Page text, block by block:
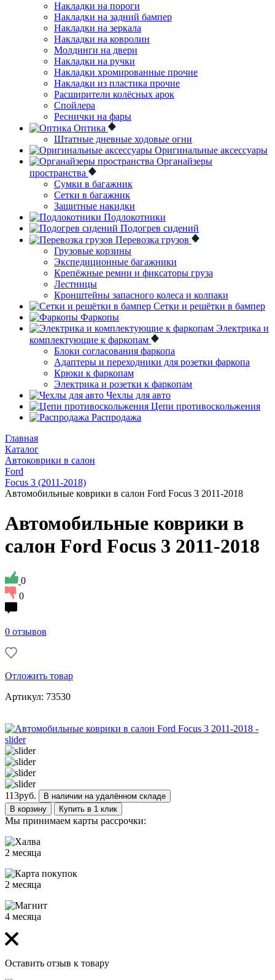
Накладки на пороги
Накладки на задний бампер
Накладки на зеркала
Накладки на ковролин
Молдинги на двери
Накладки на ручки
Накладки хромированные прочие
Накладки из пластика прочие
Расширители колёсных арок
Спойлера
Реснички на фары
Оптика
Штатные дневные ходовые огни
Оригинальные аксессуары
Органайзеры
пространства
Сумки в багажник
Сетки в багажник
Защитные накидки
Подлокотники
Подогрев сидений
Перевозка грузов
Грузовые корзины
Экспедиционные багажники
Крепёжные ремни и фиксаторы груза
Лестницы
Кронштейны запасного колеса и колпаки
Сетки и решётки в бампер
Фаркопы
Электрика и
комплектующие к фаркопам
Блоки согласования фаркопа
Адаптеры и переходники для розетки фаркопа
Крюки к фаркопам
Электрика и розетки к фаркопам
Чехлы для авто
Цепи противоскольжения
Распродажа
Главная
Каталог
Автоковрики в салон
Ford
Focus 3 (2011-2018)
Автомобильные коврики в салон Ford Focus 3 2011-2018
Автомобильные коврики в
салон Ford Focus 3 2011-2018
0
0
0 отзывов
Отложить товар
Артикул: 73530
113руб.
В наличии на удалённом складе
В корзину
Купить в 1 клик
Мы принимаем карты рассрочки:
2 месяца
2 месяца
4 месяца
Оставить отзыв к товару